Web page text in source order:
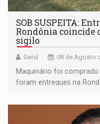
SOB SUSPEITA:
Rondônia coincide
sigilo
Geral 08 de Agosto
Maquinário foi
foram entregues na